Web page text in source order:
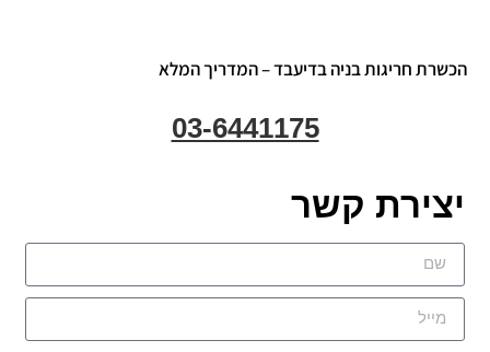
הכשרת חריגות בניה בדיעבד – המדריך המלא
03-6441175
יצירת קשר